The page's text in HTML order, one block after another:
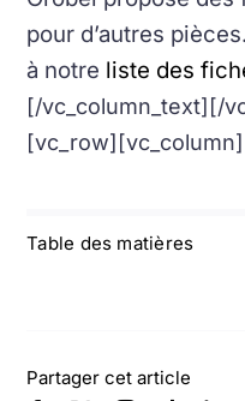
Table des matières
Partager cet article
pour d’autres
à notre liste des
[/vc_column_text][/